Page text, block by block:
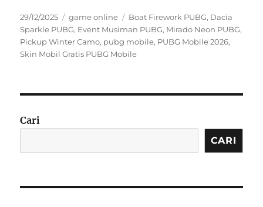
Posted
on
29/12/2025 Categories
game online Tags
Boat Firework PUBG, Dacia
Sparkle PUBG, Event Musiman PUBG, Mirado Neon PUBG,
Pickup Winter Camo, pubg mobile, PUBG Mobile 2026,
Skin Mobil Gratis PUBG Mobile
Cari
CARI